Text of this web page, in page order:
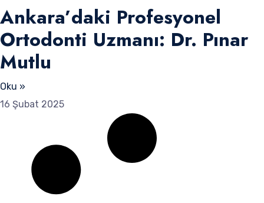
Ankara’daki Profesyonel
Ortodonti Uzmanı: Dr. Pınar
Mutlu
Oku »
16 Şubat 2025